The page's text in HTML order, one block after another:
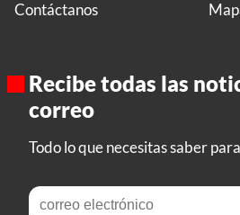
Contáctanos
Recibe todas las
correo
Todo lo que necesitas saber